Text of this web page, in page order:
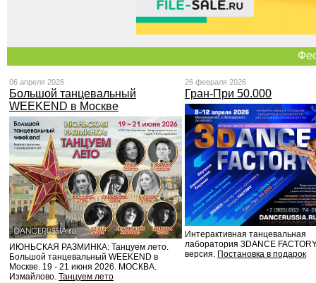
06 апреля 2026
Большой танцевальный
WEEKEND в Москве
ИЮНЬСКАЯ РАЗМИНКА: Танцуем лето.
Большой танцевальный WEEKEND в
Москве. 19 - 21 июня 2026. МОСКВА.
Измайлово. Танцуем лето
26 февраля 2026
Гран-При 50.000
Интерактивная танцевальная
лаборатория 3DANCE
версия. Постановка в подарок